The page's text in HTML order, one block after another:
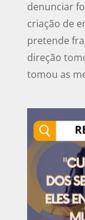
denunciar
criação de
pretende
direção
tomou as